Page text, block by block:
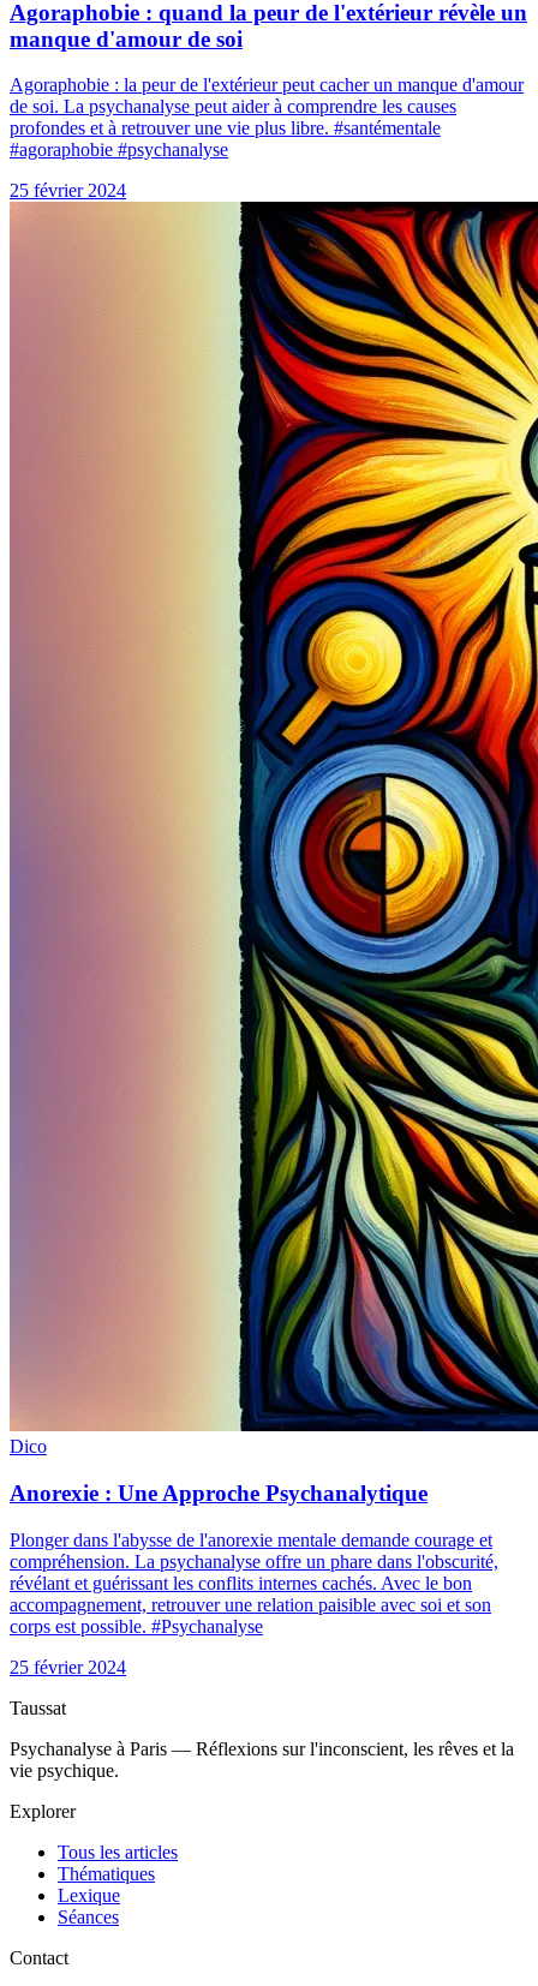
Agoraphobie : quand la peur de l'extérieur révèle un
manque d'amour de soi
Agoraphobie : la peur de l'extérieur peut cacher un manque d'amour
de soi. La psychanalyse peut aider à comprendre les causes
profondes et à retrouver une vie plus libre. #santémentale
#agoraphobie #psychanalyse
25 février 2024
Dico
Anorexie : Une Approche Psychanalytique
Plonger dans l'abysse de l'anorexie mentale demande courage et
compréhension. La psychanalyse offre un phare dans l'obscurité,
révélant et guérissant les conflits internes cachés. Avec le bon
accompagnement, retrouver une relation paisible avec soi et son
corps est possible. #Psychanalyse
25 février 2024
Taussat
Psychanalyse à Paris — Réflexions sur l'inconscient, les rêves et la
vie psychique.
Explorer
Tous les articles
Thématiques
Lexique
Séances
Contact